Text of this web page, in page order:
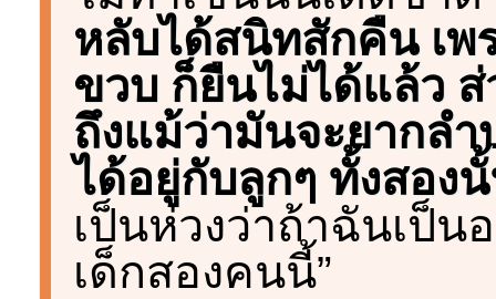
หลับได้สนิทสักคืน เพ
ขวบ ก็ยืนไม่ได้แล้ว
ถึงแม้ว่ามันจะยากล
ได้อยู่กับลูกๆ ทั้งสอง
เป็นห่วงว่าถ้าฉันเป็น
เด็กสองคนนี้”